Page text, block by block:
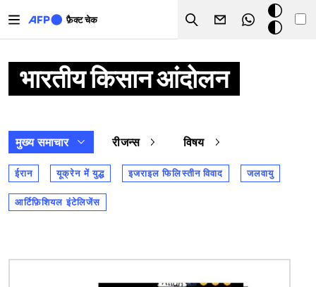
फ़ैक्ट चेक
Search
डार्क
मोड
भारतीय किसान आंदोलन
मुख्य समाचार रीजन्स विषय
ईरान यूक्रेन में युद्ध इजराइल फिलिस्तीन विवाद जलवायु
आर्टिफ़िशियल इंटेलिजेंस